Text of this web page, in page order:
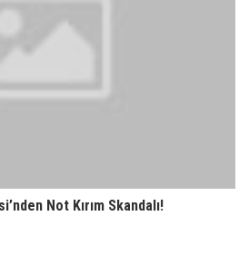
Not Kırım Skandalı!